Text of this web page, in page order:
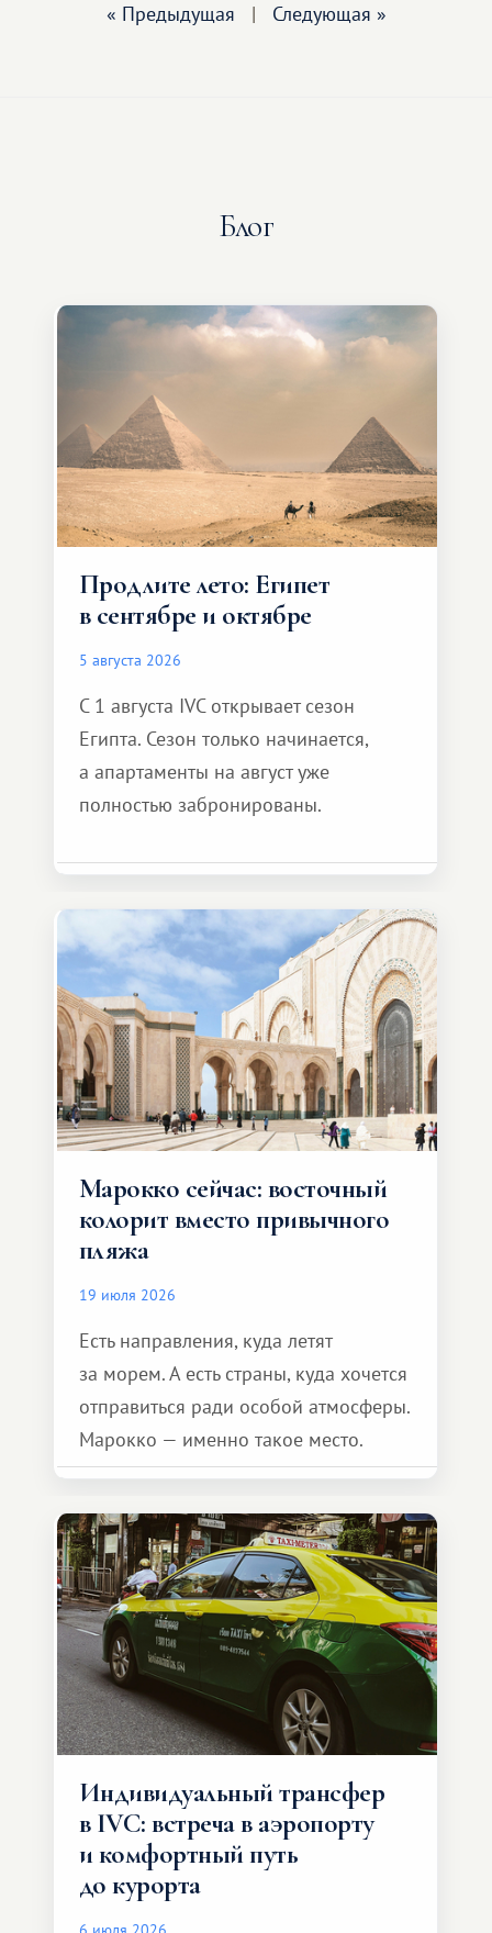
« Предыдущая | Следующая »
Блог
Продлите лето: Египет
в сентябре и октябре
5 августа 2026
С 1 августа IVC открывает сезон
Египта. Сезон только начинается,
а апартаменты на август уже
полностью забронированы.
Марокко сейчас: восточный
колорит вместо привычного
пляжа
19 июля 2026
Есть направления, куда летят
за морем. А есть страны, куда хочется
отправиться ради особой атмосферы.
Марокко — именно такое место.
Индивидуальный трансфер
в IVC: встреча в аэропорту
и комфортный путь
до курорта